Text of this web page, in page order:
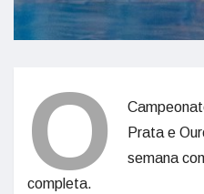
O
Prata e
semana
completa.